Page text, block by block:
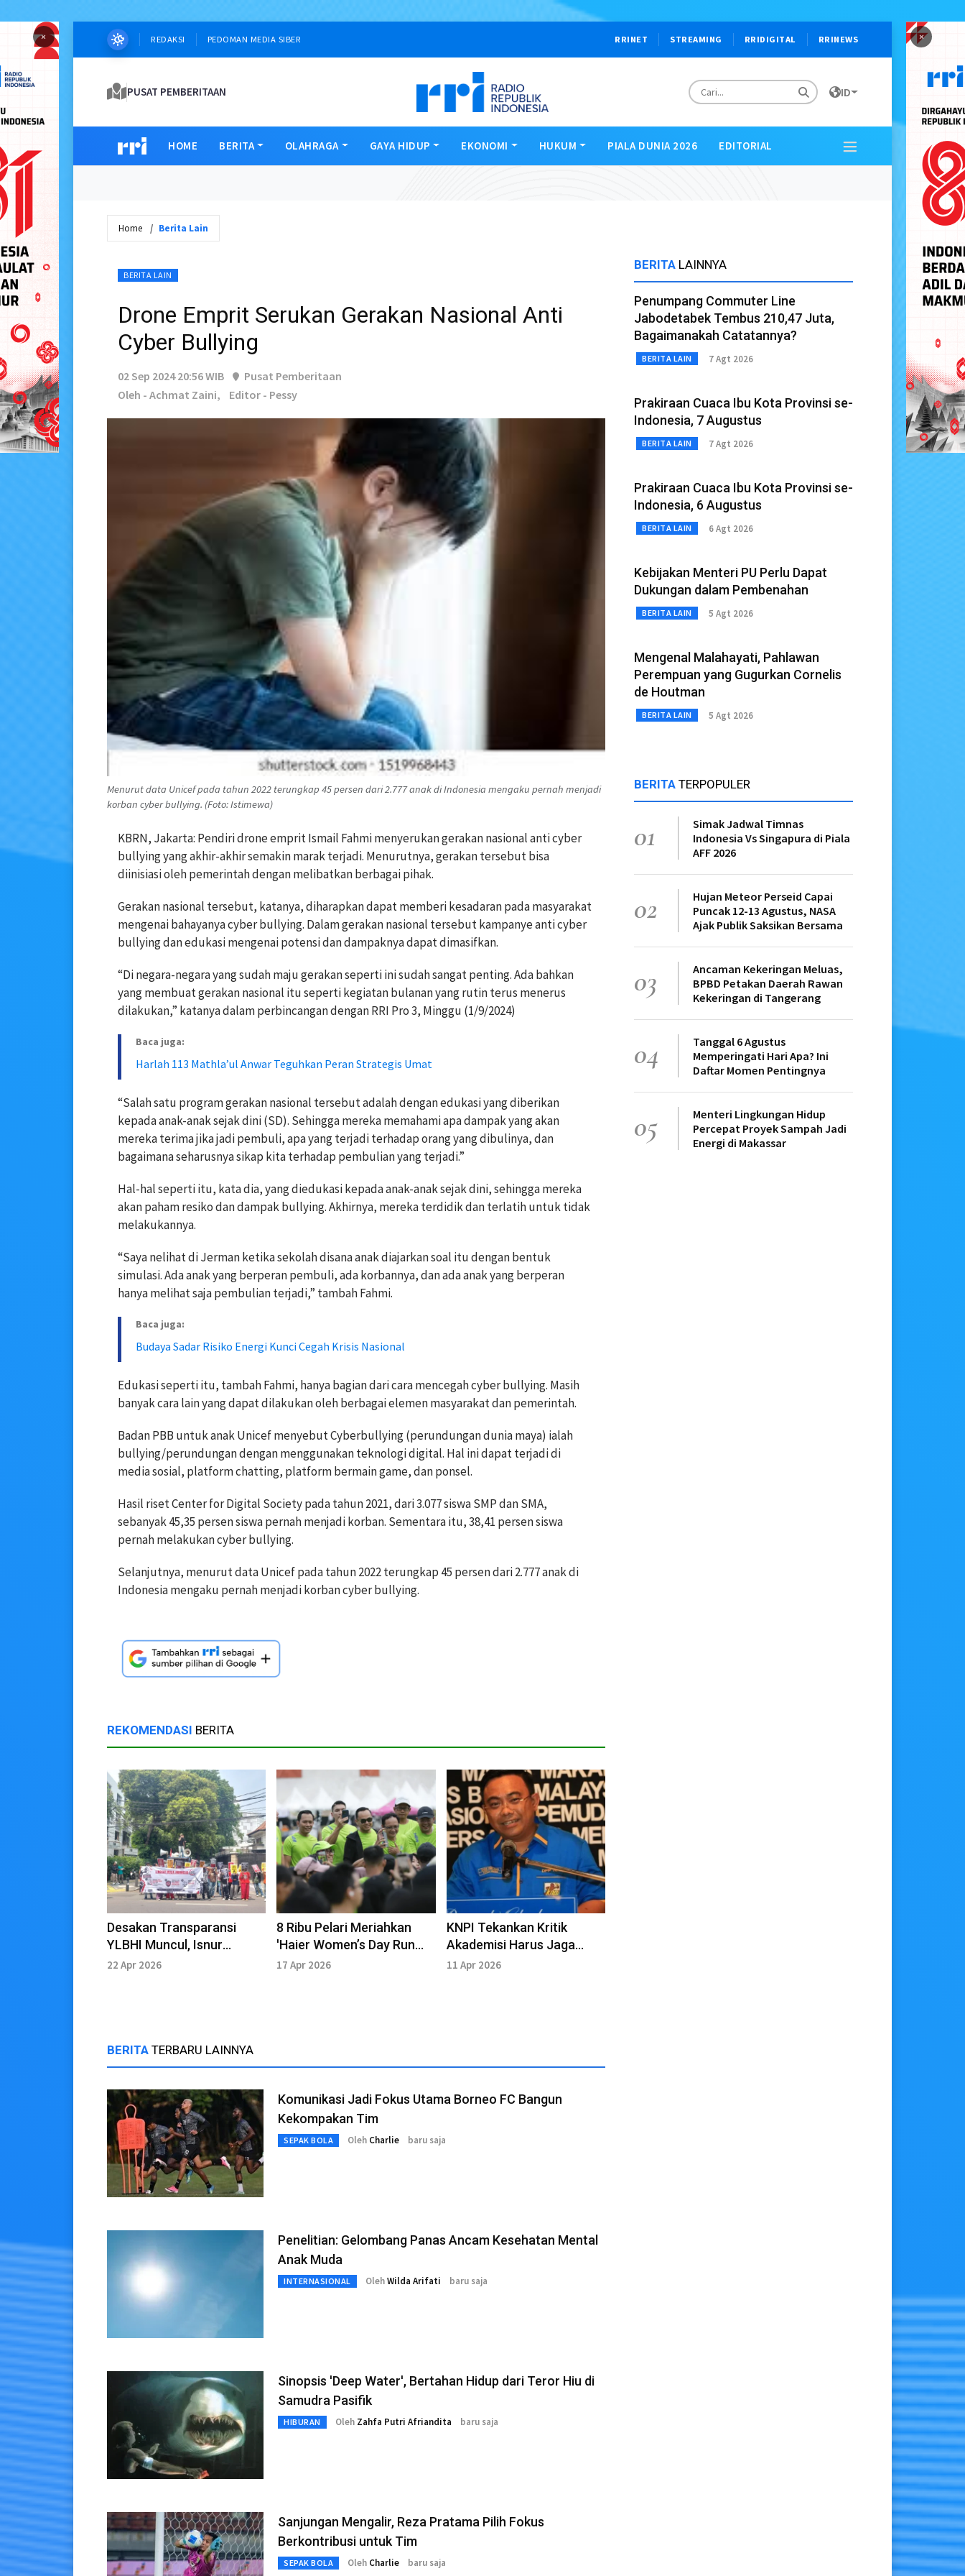
× ×
REDAKSI PEDOMAN MEDIA SIBER RRINET STREAMING RRIDIGITAL RRINEWS
PUSAT PEMBERITAAN ID
HOME BERITA OLAHRAGA GAYA HIDUP EKONOMI HUKUM PIALA DUNIA 2026 EDITORIAL
Home Berita Lain
BERITA LAIN
Drone Emprit Serukan Gerakan Nasional Anti
Cyber Bullying
02 Sep 2024 20:56 WIB
Pusat Pemberitaan
Oleh - Achmat Zaini,
Editor - Pessy
Menurut data Unicef pada tahun 2022 terungkap 45 persen dari 2.777 anak di Indonesia mengaku pernah menjadi
korban cyber bullying. (Foto: Istimewa)
KBRN, Jakarta: Pendiri drone emprit Ismail Fahmi menyerukan gerakan nasional anti cyber
bullying yang akhir-akhir semakin marak terjadi. Menurutnya, gerakan tersebut bisa
diinisiasi oleh pemerintah dengan melibatkan berbagai pihak.
Gerakan nasional tersebut, katanya, diharapkan dapat memberi kesadaran pada masyarakat
mengenai bahayanya cyber bullying. Dalam gerakan nasional tersebut kampanye anti cyber
bullying dan edukasi mengenai potensi dan dampaknya dapat dimasifkan.
“Di negara-negara yang sudah maju gerakan seperti ini sudah sangat penting. Ada bahkan
yang membuat gerakan nasional itu seperti kegiatan bulanan yang rutin terus menerus
dilakukan,” katanya dalam perbincangan dengan RRI Pro 3, Minggu (1/9/2024)
Baca juga:
Harlah 113 Mathla’ul Anwar Teguhkan Peran Strategis Umat
“Salah satu program gerakan nasional tersebut adalah dengan edukasi yang diberikan
kepada anak-anak sejak dini (SD). Sehingga mereka memahami apa dampak yang akan
mereka terima jika jadi pembuli, apa yang terjadi terhadap orang yang dibulinya, dan
bagaimana seharusnya sikap kita terhadap pembulian yang terjadi.”
Hal-hal seperti itu, kata dia, yang diedukasi kepada anak-anak sejak dini, sehingga mereka
akan paham resiko dan dampak bullying. Akhirnya, mereka terdidik dan terlatih untuk tidak
melakukannya.
“Saya nelihat di Jerman ketika sekolah disana anak diajarkan soal itu dengan bentuk
simulasi. Ada anak yang berperan pembuli, ada korbannya, dan ada anak yang berperan
hanya melihat saja pembulian terjadi,” tambah Fahmi.
Baca juga:
Budaya Sadar Risiko Energi Kunci Cegah Krisis Nasional
Edukasi seperti itu, tambah Fahmi, hanya bagian dari cara mencegah cyber bullying. Masih
banyak cara lain yang dapat dilakukan oleh berbagai elemen masyarakat dan pemerintah.
Badan PBB untuk anak Unicef menyebut Cyberbullying (perundungan dunia maya) ialah
bullying/perundungan dengan menggunakan teknologi digital. Hal ini dapat terjadi di
media sosial, platform chatting, platform bermain game, dan ponsel.
Hasil riset Center for Digital Society pada tahun 2021, dari 3.077 siswa SMP dan SMA,
sebanyak 45,35 persen siswa pernah menjadi korban. Sementara itu, 38,41 persen siswa
pernah melakukan cyber bullying.
Selanjutnya, menurut data Unicef pada tahun 2022 terungkap 45 persen dari 2.777 anak di
Indonesia mengaku pernah menjadi korban cyber bullying.
REKOMENDASI BERITA
Desakan Transparansi
YLBHI Muncul, Isnur
Tegaskan Keterbukaan
22 Apr 2026
8 Ribu Pelari Meriahkan
'Haier Women’s Day Run
2026'
17 Apr 2026
KNPI Tekankan Kritik
Akademisi Harus Jaga
Integritas Publik
11 Apr 2026
BERITA TERBARU LAINNYA
Komunikasi Jadi Fokus Utama Borneo FC Bangun
Kekompakan Tim
SEPAK BOLA Oleh Charlie baru saja
Penelitian: Gelombang Panas Ancam Kesehatan Mental
Anak Muda
INTERNASIONAL OlehWilda Arifati baru saja
Sinopsis 'Deep Water', Bertahan Hidup dari Teror Hiu di
Samudra Pasifik
HIBURAN Oleh Zahfa Putri Afriandita baru saja
Sanjungan Mengalir, Reza Pratama Pilih Fokus
Berkontribusi untuk Tim
SEPAK BOLA Oleh Charlie baru saja
BERITA LAINNYA
Penumpang Commuter Line
Jabodetabek Tembus 210,47 Juta,
Bagaimanakah Catatannya?
BERITA LAIN 7 Agt 2026
Prakiraan Cuaca Ibu Kota Provinsi se-
Indonesia, 7 Augustus
BERITA LAIN 7 Agt 2026
Prakiraan Cuaca Ibu Kota Provinsi se-
Indonesia, 6 Augustus
BERITA LAIN 6 Agt 2026
Kebijakan Menteri PU Perlu Dapat
Dukungan dalam Pembenahan
BERITA LAIN 5 Agt 2026
Mengenal Malahayati, Pahlawan
Perempuan yang Gugurkan Cornelis
de Houtman
BERITA LAIN 5 Agt 2026
BERITA TERPOPULER
01
Simak Jadwal Timnas
Indonesia Vs Singapura di Piala
AFF 2026
02
Hujan Meteor Perseid Capai
Puncak 12-13 Agustus, NASA
Ajak Publik Saksikan Bersama
03
Ancaman Kekeringan Meluas,
BPBD Petakan Daerah Rawan
Kekeringan di Tangerang
04
Tanggal 6 Agustus
Memperingati Hari Apa? Ini
Daftar Momen Pentingnya
05
Menteri Lingkungan Hidup
Percepat Proyek Sampah Jadi
Energi di Makassar